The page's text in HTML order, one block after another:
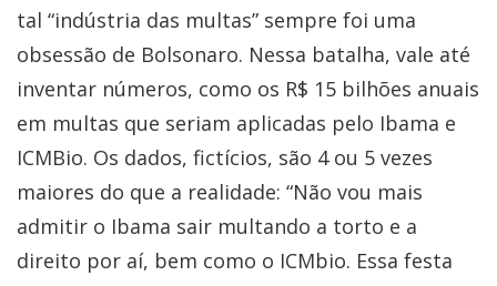
tal “indústria das multas” sempre foi uma
obsessão de Bolsonaro. Nessa batalha, vale até
inventar números, como os R$ 15 bilhões anuais
em multas que seriam aplicadas pelo Ibama e
ICMBio. Os dados, fictícios, são 4 ou 5 vezes
maiores do que a realidade: “Não vou mais
admitir o Ibama sair multando a torto e a
direito por aí, bem como o ICMbio. Essa festa